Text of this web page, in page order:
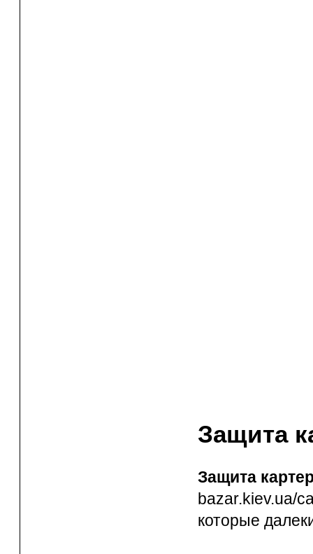
Защита
Защита
bazar.kiev.ua/
которые